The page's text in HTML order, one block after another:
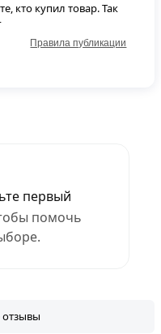
первый
помочь
отзывы
кто купил товар. Так
Правила публикации